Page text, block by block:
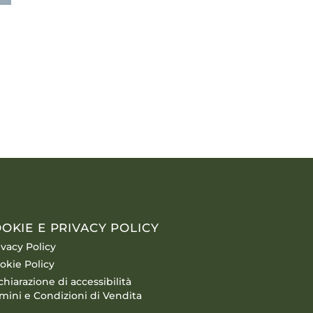
E PRIVACY POLICY
Policy
Policy
di accessibilità
e Condizioni di Vendita